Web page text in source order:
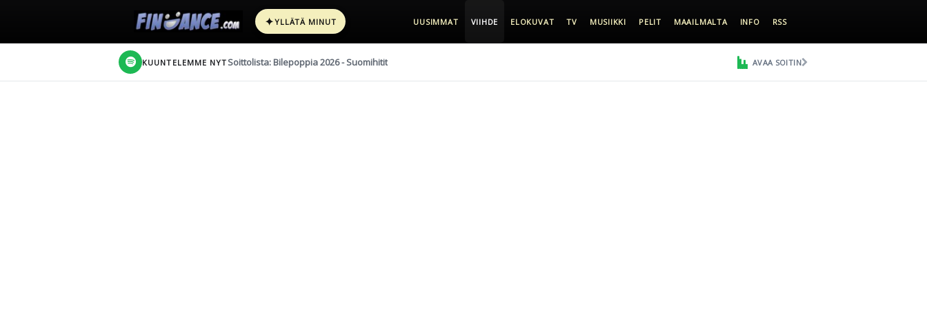
✦YLLÄTÄ MINUT UUSIMMAT VIIHDE ELOKUVAT TV MUSIIKKI PELIT MAAILMALTA INFO RSS
KUUNTELEMME NYT Soittolista: Bilepoppia 2026 - Suomihitit AVAA SOITIN